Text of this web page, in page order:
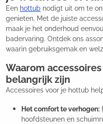
Een hottub nodigt uit om te
genieten. Met de juiste
maak je het onderhoud
badervaring. Ontdek ons
waarin gebruiksgemak en
Waarom
belangrijk zijn
Accessoires voor je hottub
Het comfort te verhogen:
hoofdsteunen en